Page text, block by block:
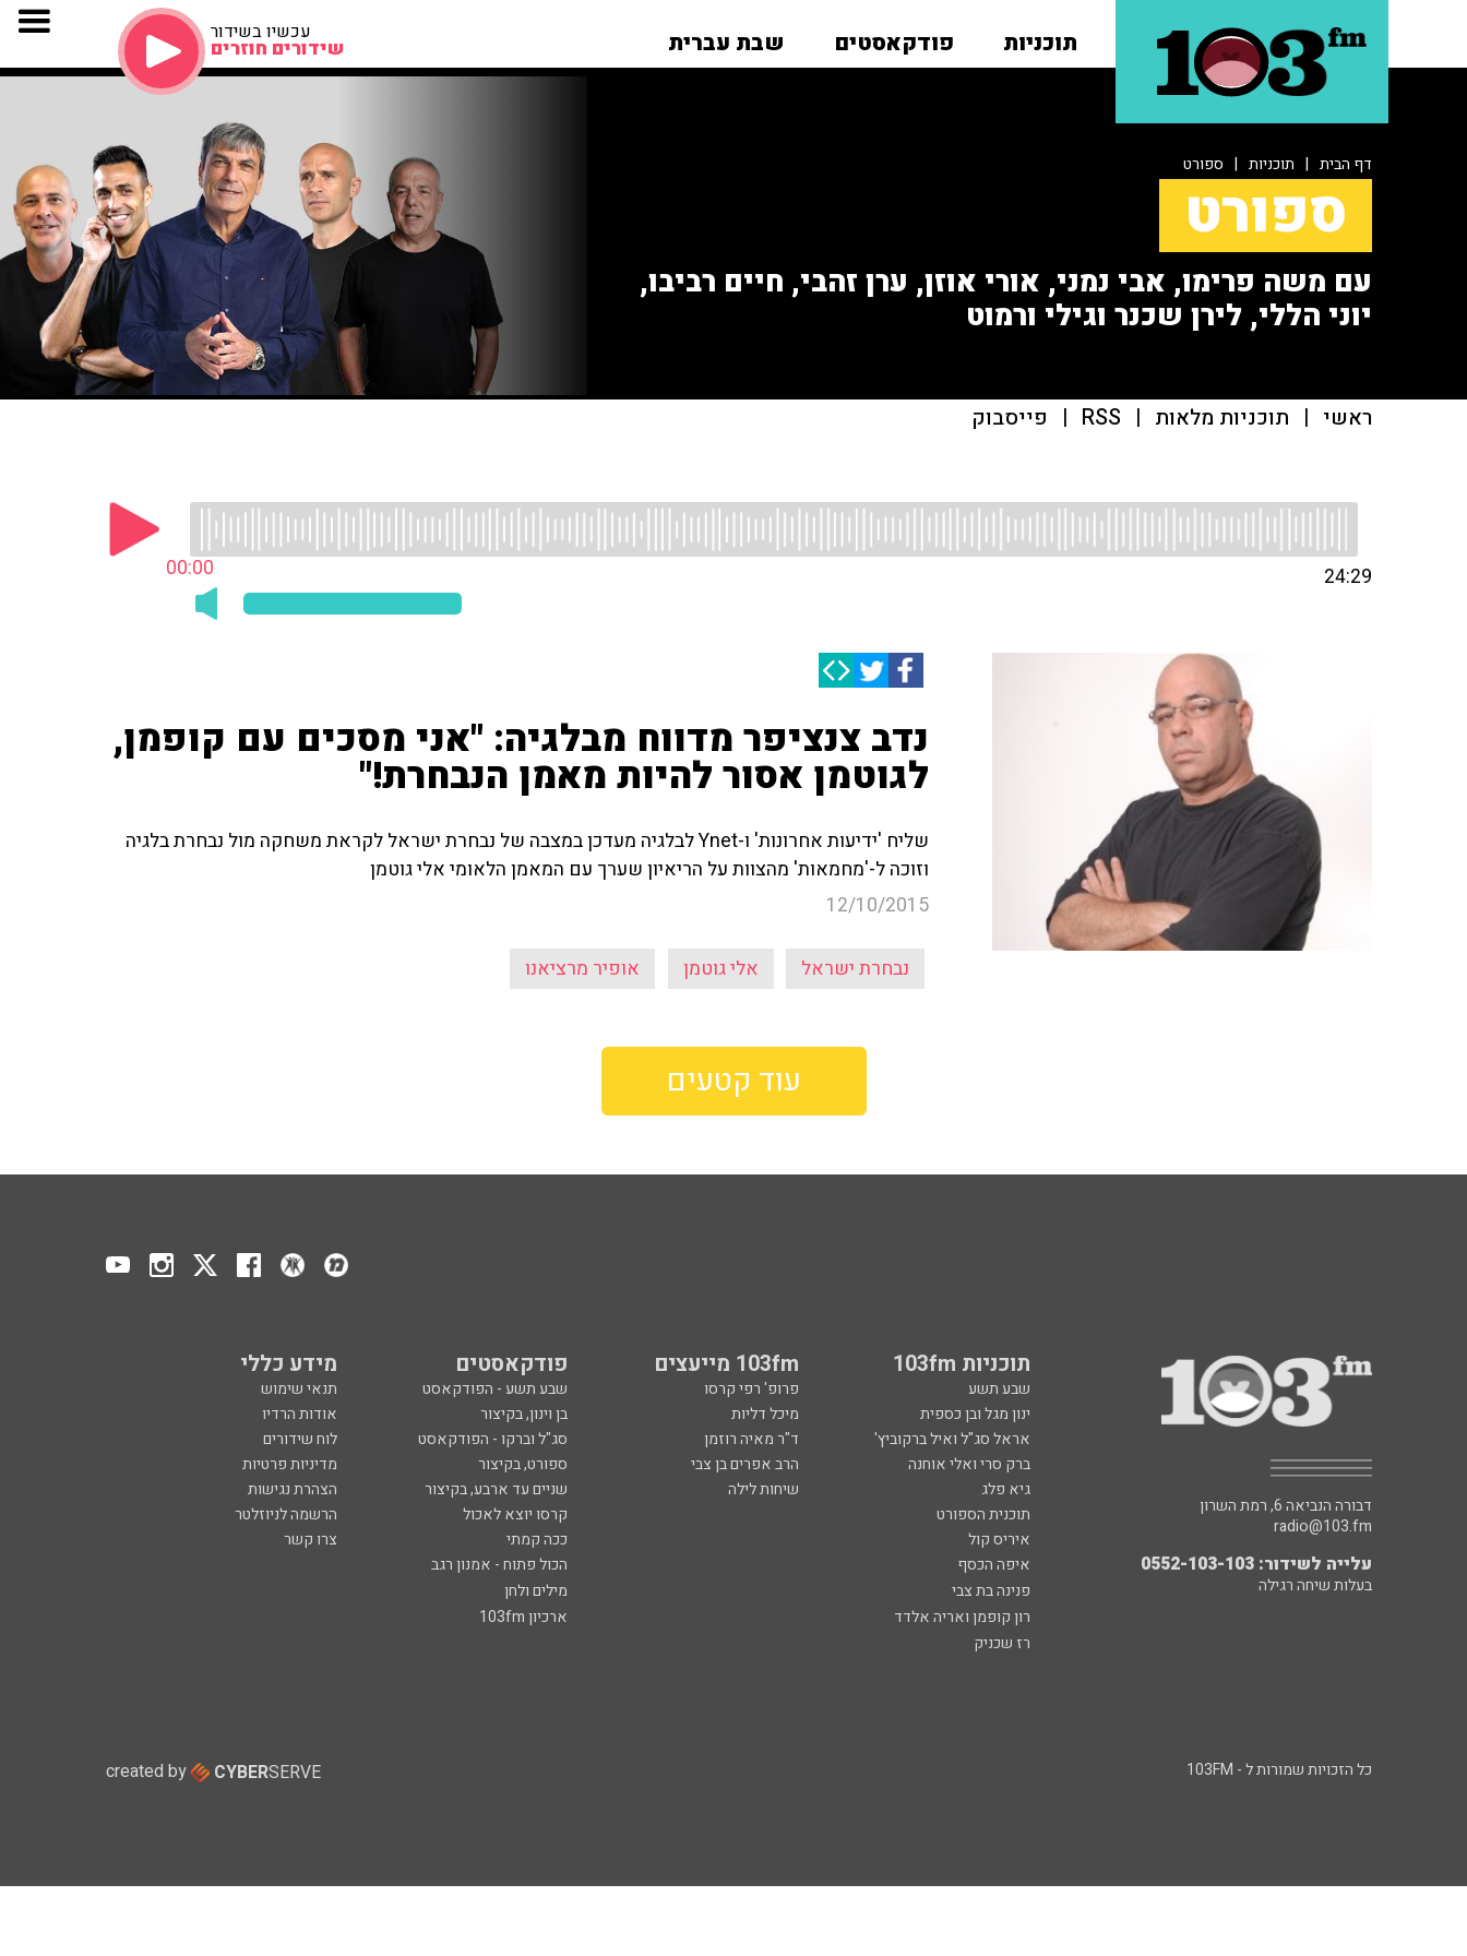
תוכניות פודקאסטים שבת עברית עכשיו בשידור
שידורים חוזרים
דף הבית | תוכניות | ספורט
ספורט
עם משה פרימו, אבי נמני, אורי אוזן, ערן זהבי, חיים רביבו,
יוני הללי, לירן שכנר וגילי ורמוט
ראשי | תוכניות מלאות |
RSS
| פייסבוק
00:00 24:29
נדב צנציפר מדווח מבלגיה: "אני מסכים עם קופמן,
לגוטמן אסור להיות מאמן הנבחרת!"
שליח 'ידיעות אחרונות' ו-Ynet לבלגיה מעדכן במצבה של נבחרת ישראל לקראת משחקה מול נבחרת בלגיה
וזוכה ל-'מחמאות' מהצוות על הריאיון שערך עם המאמן הלאומי אלי גוטמן
12/10/2015
נבחרת ישראל אלי גוטמן אופיר מרציאנו
עוד קטעים
תוכניות 103fm 103fm מייעצים פודקאסטים מידע כללי
שבע תשע פרופ' רפי קרסו שבע תשע - הפודקאסט
תנאי שימוש
ינון מגל ובן כספית
מיכל דליות בן וינון, בקיצור
אודות הרדיו
אראל סג"ל ואיל ברקוביץ'
ד"ר מאיה רוזמן סג"ל וברקו - הפודקאסט
לוח שידורים
ברק סרי ואלי אוחנה
הרב אפרים בן צבי ספורט, בקיצור
מדיניות פרטיות
גיא פלג
שיחות לילה שניים עד ארבע, בקיצור
הצהרת נגישות
תוכנית הספורט
קרסו יוצא לאכול
הרשמה לניוזלטר
איריס קול
ככה קמתי
צרו קשר
איפה הכסף
הכול פתוח - אמנון רגב
פנינה בת צבי
מילים ולחן
רון קופמן ואריה אלדד
ארכיון 103fm
רז שכניק
דבורה הנביאה 6, רמת השרון
radio@103.fm
עלייה לשידור: 0552-103-103
בעלות שיחה רגילה
כל הזכויות שמורות ל - 103FM created by CYBERSERVE